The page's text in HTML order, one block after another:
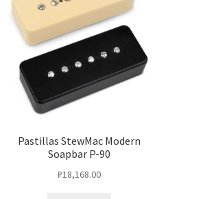
Pastillas StewMac Modern
Soapbar P-90
₽18,168.00